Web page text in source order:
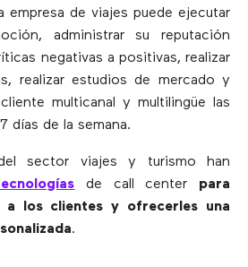
empresa de viajes puede ejecutar
administrar su reputación
negativas a positivas, realizar
realizar estudios de mercado y
multicanal y multilingüe las
días de la semana.
del sector viajes y turismo han
de call center para
a los clientes y ofrecerles una
.